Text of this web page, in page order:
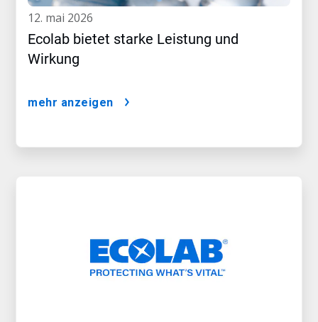
12. mai 2026
Ecolab bietet starke Leistung und
Wirkung
mehr anzeigen